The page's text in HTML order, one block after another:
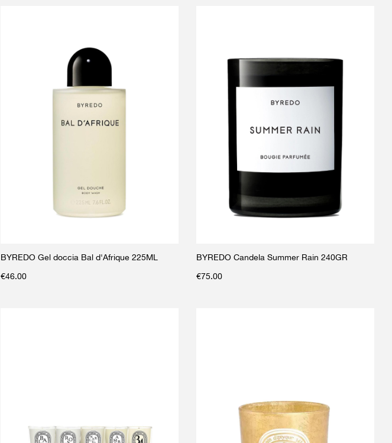
BYREDO Gel doccia Bal d'Afrique 225ML
€46.00
BYREDO Candela Summer Rain 240GR
€75.00